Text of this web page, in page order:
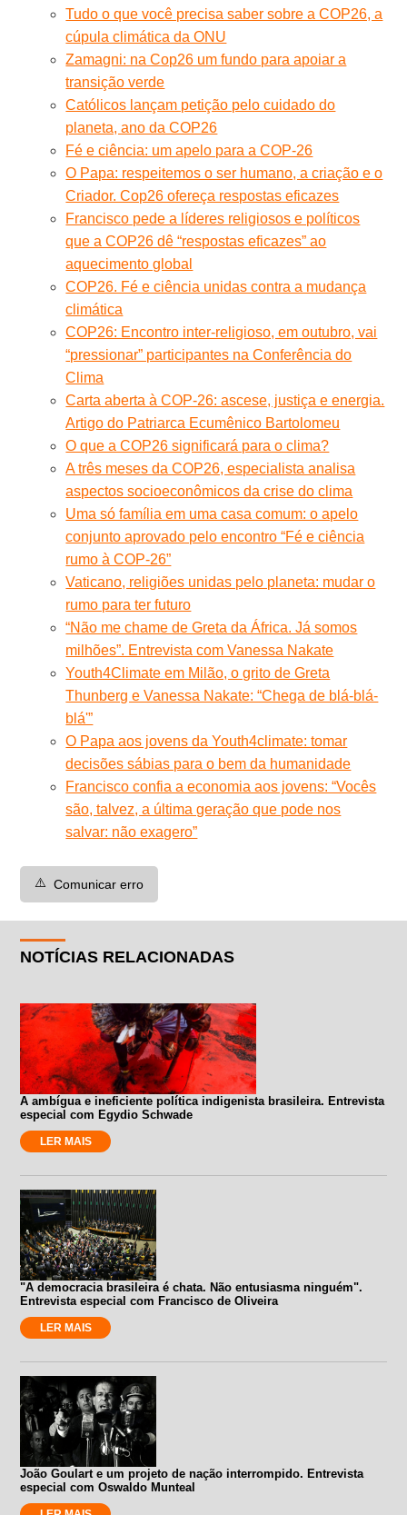
Tudo o que você precisa saber sobre a COP26, a
cúpula climática da ONU
Zamagni: na Cop26 um fundo para apoiar a
transição verde
Católicos lançam petição pelo cuidado do
planeta, ano da COP26
Fé e ciência: um apelo para a COP-26
O Papa: respeitemos o ser humano, a criação e o
Criador. Cop26 ofereça respostas eficazes
Francisco pede a líderes religiosos e políticos
que a COP26 dê “respostas eficazes” ao
aquecimento global
COP26. Fé e ciência unidas contra a mudança
climática
COP26: Encontro inter-religioso, em outubro, vai
“pressionar” participantes na Conferência do
Clima
Carta aberta à COP-26: ascese, justiça e energia.
Artigo do Patriarca Ecumênico Bartolomeu
O que a COP26 significará para o clima?
A três meses da COP26, especialista analisa
aspectos socioeconômicos da crise do clima
Uma só família em uma casa comum: o apelo
conjunto aprovado pelo encontro “Fé e ciência
rumo à COP-26”
Vaticano, religiões unidas pelo planeta: mudar o
rumo para ter futuro
“Não me chame de Greta da África. Já somos
milhões”. Entrevista com Vanessa Nakate
Youth4Climate em Milão, o grito de Greta
Thunberg e Vanessa Nakate: “Chega de blá-blá-
blá'”
O Papa aos jovens da Youth4climate: tomar
decisões sábias para o bem da humanidade
Francisco confia a economia aos jovens: “Vocês
são, talvez, a última geração que pode nos
salvar: não exagero”
⚠️ Comunicar erro
NOTÍCIAS RELACIONADAS
A ambígua e ineficiente política indigenista brasileira. Entrevista
especial com Egydio Schwade
LER MAIS
"A democracia brasileira é chata. Não entusiasma ninguém".
Entrevista especial com Francisco de Oliveira
LER MAIS
João Goulart e um projeto de nação interrompido. Entrevista
especial com Oswaldo Munteal